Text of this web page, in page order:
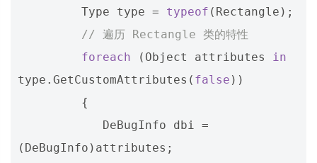
Type
type = typeof ( Rectangle );
// 遍历 Rectangle 类的特性
foreach
( Object attributes
in
type . GetCustomAttributes ( false ))
{
DeBugInfo
dbi =
( DeBugInfo ) attributes ;